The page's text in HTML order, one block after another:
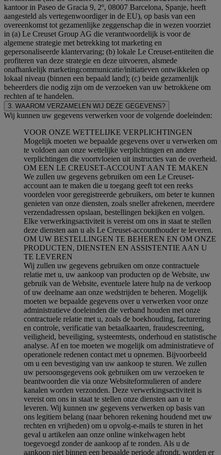
kantoor in Paseo de Gracia 9, 2º, 08007 Barcelona, Spanje, heeft
aangesteld als vertegenwoordiger in de EU), op basis van een
overeenkomst tot gezamenlijke zeggenschap die in wezen voorziet
in (a) Le Creuset Group AG die verantwoordelijk is voor de
algemene strategie met betrekking tot marketing en
gepersonaliseerde klantervaring; (b) lokale Le Creuset-entiteiten die
profiteren van deze strategie en deze uitvoeren, alsmede
onafhankelijk marketingcommunicatie/initiatieven ontwikkelen op
lokaal niveau (binnen een bepaald land); (c) beide gezamenlijk
beheerders die nodig zijn om de verzoeken van uw betrokkene om
rechten af te handelen.
3. WAAROM VERZAMELEN WIJ DEZE GEGEVENS?
Wij kunnen uw gegevens verwerken voor de volgende doeleinden:
VOOR ONZE WETTELIJKE VERPLICHTINGEN
Mogelijk moeten we bepaalde gegevens over u verwerken om
te voldoen aan onze wettelijke verplichtingen en andere
verplichtingen die voortvloeien uit instructies van de overheid.
OM EEN LE CREUSET-ACCOUNT AAN TE MAKEN
We zullen uw gegevens gebruiken om een Le Creuset-
account aan te maken die u toegang geeft tot een reeks
voordelen voor geregistreerde gebruikers, om beter te kunnen
genieten van onze diensten, zoals sneller afrekenen, meerdere
verzendadressen opslaan, bestellingen bekijken en volgen.
Elke verwerkingsactiviteit is vereist om ons in staat te stellen
deze diensten aan u als Le Creuset-accounthouder te leveren.
OM UW BESTELLINGEN TE BEHEREN EN OM ONZE
PRODUCTEN, DIENSTEN EN ASSISTENTIE AAN U
TE LEVEREN
Wij zullen uw gegevens gebruiken om onze contractuele
relatie met u, uw aankoop van producten op de Website, uw
gebruik van de Website, eventuele latere hulp na de verkoop
of uw deelname aan onze wedstrijden te beheren. Mogelijk
moeten we bepaalde gegevens over u verwerken voor onze
administratieve doeleinden die verband houden met onze
contractuele relatie met u, zoals de boekhouding, facturering
en controle, verificatie van betaalkaarten, fraudescreening,
veiligheid, beveiliging, systeemtests, onderhoud en statistische
analyse. Af en toe moeten we mogelijk om administratieve of
operationele redenen contact met u opnemen. Bijvoorbeeld
om u een bevestiging van uw aankoop te sturen. We zullen
uw persoonsgegevens ook gebruiken om uw verzoeken te
beantwoorden die via onze Websiteformulieren of andere
kanalen worden verzonden. Deze verwerkingsactiviteit is
vereist om ons in staat te stellen onze diensten aan u te
leveren. Wij kunnen uw gegevens verwerken op basis van
ons legitiem belang (naar behoren rekening houdend met uw
rechten en vrijheden) om u opvolg-e-mails te sturen in het
geval u artikelen aan onze online winkelwagen hebt
toegevoegd zonder de aankoop af te ronden. Als u de
aankoop niet binnen een bepaalde periode afrondt, worden er